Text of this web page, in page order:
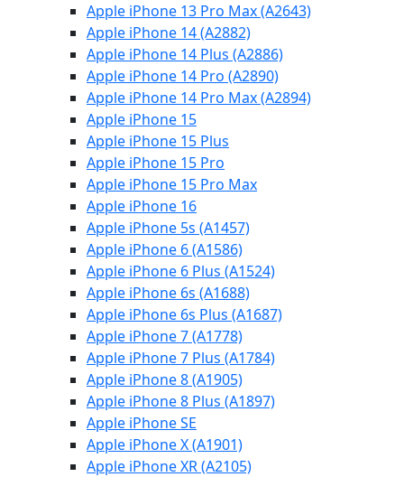
Apple iPhone 13 Pro Max (A2643)
Apple iPhone 14 (A2882)
Apple iPhone 14 Plus (A2886)
Apple iPhone 14 Pro (A2890)
Apple iPhone 14 Pro Max (A2894)
Apple iPhone 15
Apple iPhone 15 Plus
Apple iPhone 15 Pro
Apple iPhone 15 Pro Max
Apple iPhone 16
Apple iPhone 5s (A1457)
Apple iPhone 6 (A1586)
Apple iPhone 6 Plus (A1524)
Apple iPhone 6s (A1688)
Apple iPhone 6s Plus (A1687)
Apple iPhone 7 (A1778)
Apple iPhone 7 Plus (A1784)
Apple iPhone 8 (A1905)
Apple iPhone 8 Plus (A1897)
Apple iPhone SE
Apple iPhone X (A1901)
Apple iPhone XR (A2105)